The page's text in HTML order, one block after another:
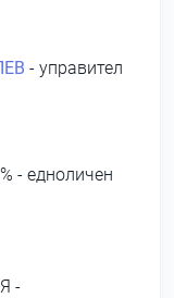
- управител
- едноличен
-